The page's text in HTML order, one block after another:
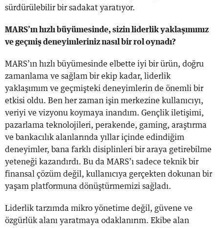
sürdürülebilir bir sadakat yaratıyor.
MARS’ın hızlı büyümesinde, sizin liderlik yaklaşımınız
ve geçmiş deneyimleriniz nasıl bir rol oynadı?
MARS’ın hızlı büyümesinde elbette iyi bir ürün, doğru
zamanlama ve sağlam bir ekip kadar, liderlik
yaklaşımım ve geçmişteki deneyimlerin de önemli bir
etkisi oldu. Ben her zaman işin merkezine kullanıcıyı,
veriyi ve vizyonu koymaya inandım. Gençlik iletişimi,
pazarlama teknolojileri, perakende, gaming, araştırma
ve bankacılık alanlarında yıllar içinde edindiğim
deneyimler, bana farklı disiplinleri bir araya getirebilme
yeteneği kazandırdı. Bu da MARS’ı sadece teknik bir
finansal çözüm değil, kullanıcıya gerçekten dokunan bir
yaşam platformuna dönüştürmemizi sağladı.
Liderlik tarzımda mikro yönetime değil, güvene ve
özgürlük alanı yaratmaya odaklanırım. Ekibe alan